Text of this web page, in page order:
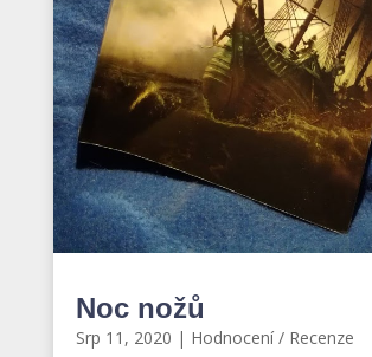
Noc nožů
Srp 11, 2020 | Hodnocení / Recenze